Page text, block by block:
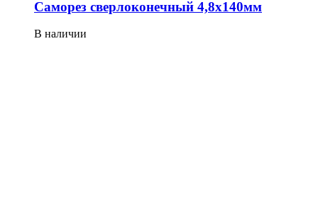
Саморез сверлоконечный 4,8х140мм
В наличии